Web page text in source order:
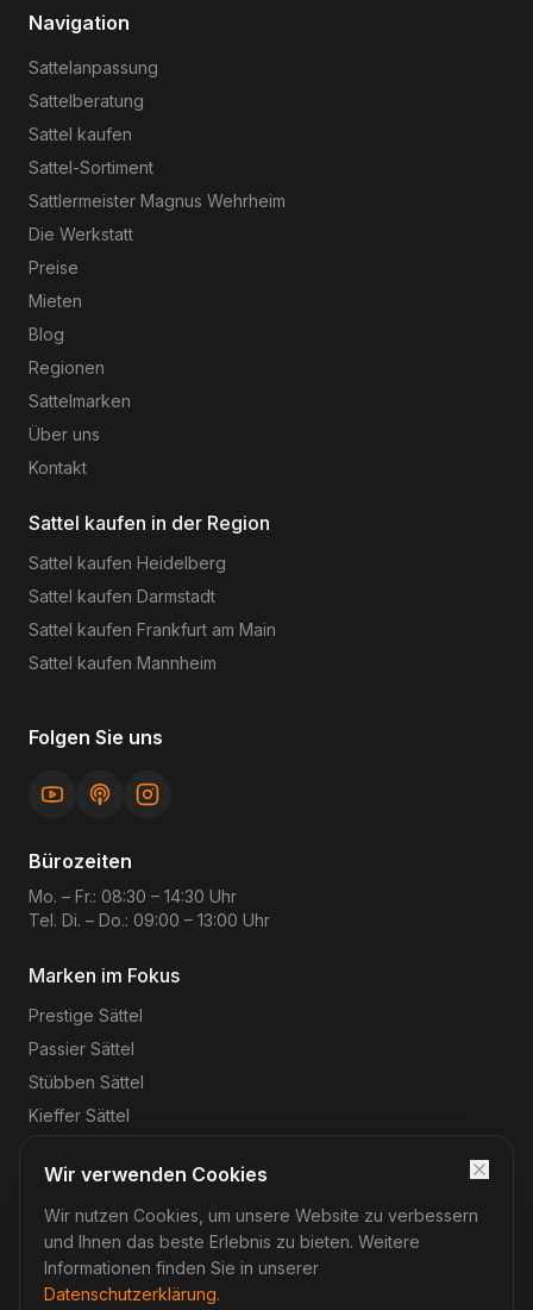
Navigation
Sattelanpassung
Sattelberatung
Sattel kaufen
Sattel-Sortiment
Sattlermeister Magnus Wehrheim
Die Werkstatt
Preise
Mieten
Blog
Regionen
Sattelmarken
Über uns
Kontakt
Sattel kaufen in der Region
Sattel kaufen Heidelberg
Sattel kaufen Darmstadt
Sattel kaufen Frankfurt am Main
Sattel kaufen Mannheim
Folgen Sie uns
Bürozeiten
Mo. – Fr.: 08:30 – 14:30 Uhr
Tel. Di. – Do.: 09:00 – 13:00 Uhr
Marken im Fokus
Prestige Sättel
Passier Sättel
Stübben Sättel
Kieffer Sättel
©2026 Reitsport-Rheinmain – Magnus Wehrheim. Alle
Rechte vorbehalten.
Impressum DatenschutzAGB
Wir verwenden Cookies
Wir nutzen Cookies, um unsere Website zu verbessern
und Ihnen das beste Erlebnis zu bieten. Weitere
Informationen finden Sie in unserer
Datenschutzerklärung.